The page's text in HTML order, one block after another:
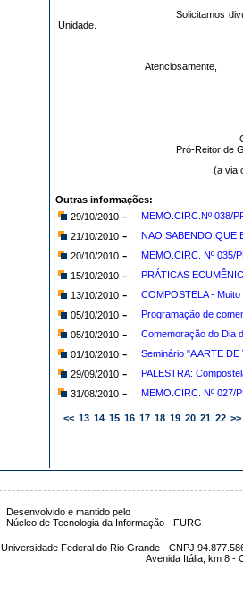
Solicitamos
Unidade.
Atenciosamente,
Pró-Reitor de
(a via
Outras informações:
29/10/2010 -
MEMO.CIRC.Nº 038/
21/10/2010 -
NAO SABENDO QUE
20/10/2010 -
MEMO.CIRC. Nº 035/
15/10/2010 -
PRÁTICAS
13/10/2010 -
COMPOSTELA -
05/10/2010 -
Programação de
05/10/2010 -
Comemoração do Dia
01/10/2010 -
Seminário "A ARTE
29/09/2010 -
PALESTRA:
31/08/2010 - MEMO.CIRC. Nº 027/
<< 13 14 15 16 17 18 19 20 21 22 >>
Desenvolvido e mantido pelo
Núcleo de Tecnologia da Informação - FURG
Universidade Federal do Rio Grande - CNPJ
Avenida Itália, km 8 -